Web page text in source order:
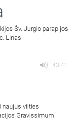
Šv. Jurgio parapijos
Linas
43:41
naujus vilties
Gravissimum